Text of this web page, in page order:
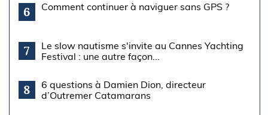
6 Comment continuer à naviguer sans GPS ?
7
Le slow nautisme s'invite au Cannes Yachting
Festival : une autre façon...
8
6 questions à Damien Dion, directeur
d’Outremer Catamarans